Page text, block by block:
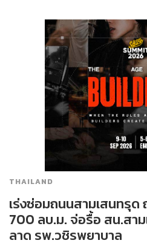
THAILAND
เร่งซ่อมถนนสามเสนทรุ
700 ลบ.ม. จ่อรื้อ สน.สา
ลาด รพ.วชิรพยาบาล